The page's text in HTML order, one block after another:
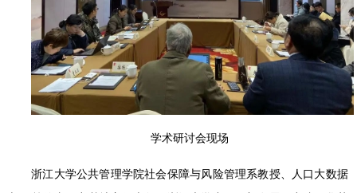
学术研讨会现场
浙江大学公共管理学院社会保障与风险管理系教授、人口大数据